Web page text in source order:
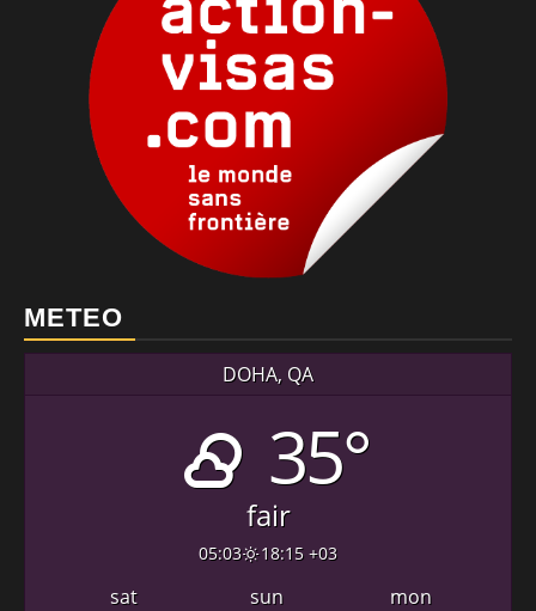
METEO
DOHA, QA
35°
fair
05:03 18:15 +03
sat sun mon